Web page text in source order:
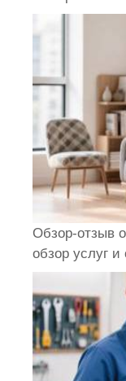
Обзор-отзыв
обзор услуг